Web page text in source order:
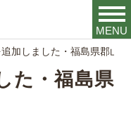
MENU
加しました・福島県郡山市
た・福島県